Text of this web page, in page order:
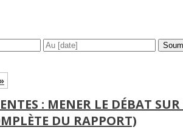
: MENER LE DÉBAT
DU RAPPORT)